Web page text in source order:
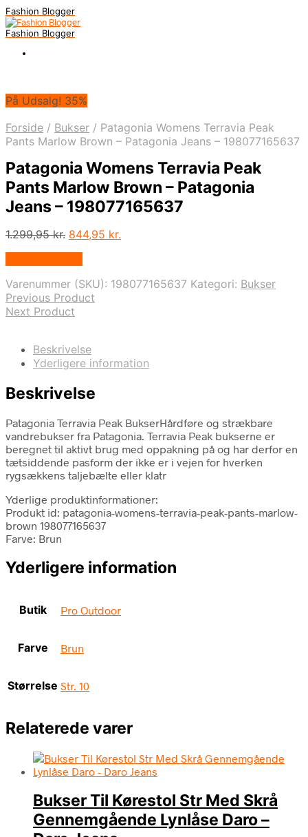
Fashion Blogger
Fashion Blogger
På Udsalg! 35%
Forside / Bukser / Patagonia Womens Terravia Peak
Pants Marlow Brown – Patagonia Jeans – 198077165637
Patagonia Womens Terravia Peak
Pants Marlow Brown – Patagonia
Jeans – 198077165637
1.299,95kr. Den
1.299,95 kr..
844,95 kr.
844,95 kr..
Varenummer (SKU): 198077165637 Kategori: Bukser
Previous Product
Next Product
Beskrivelse
Yderligere information
Beskrivelse
Patagonia Terravia Peak BukserHårdføre og strækbare
vandrebukser fra Patagonia. Terravia Peak bukserne er
beregnet til aktivt brug med oppakning på og har derfor en
tætsiddende pasform der ikke er i vejen for hverken
rygsækkens taljebælte eller klatr
Yderlige produktinformationer:
Produkt id: patagonia-womens-terravia-peak-pants-marlow-
brown 198077165637
Farve: Brun
Yderligere information
Butik Pro Outdoor
Farve Brun
Størrelse Str. 10
Relaterede varer
Bukser Til Kørestol Str Med Skrå
Gennemgående Lynlåse Daro –